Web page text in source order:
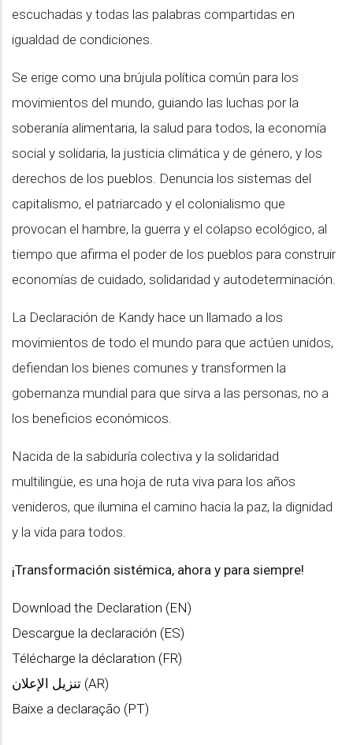
escuchadas y todas las palabras compartidas en
igualdad de condiciones.
Se erige como una brújula política común para los
movimientos del mundo, guiando las luchas por la
soberanía alimentaria, la salud para todos, la economía
social y solidaria, la justicia climática y de género, y los
derechos de los pueblos. Denuncia los sistemas del
capitalismo, el patriarcado y el colonialismo que
provocan el hambre, la guerra y el colapso ecológico, al
tiempo que afirma el poder de los pueblos para construir
economías de cuidado, solidaridad y autodeterminación.
La Declaración de Kandy hace un llamado a los
movimientos de todo el mundo para que actúen unidos,
defiendan los bienes comunes y transformen la
gobernanza mundial para que sirva a las personas, no a
los beneficios económicos.
Nacida de la sabiduría colectiva y la solidaridad
multilingüe, es una hoja de ruta viva para los años
venideros, que ilumina el camino hacia la paz, la dignidad
y la vida para todos.
¡Transformación sistémica, ahora y para siempre!
Download the Declaration (EN)
Descargue la declaración (ES)
Télécharge la déclaration (FR)
تنزيل الإعلان (AR)
Baixe a declaração (PT)